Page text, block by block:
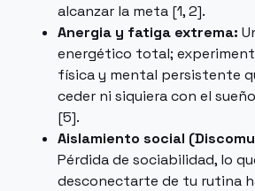
alcanzar la meta [1, 2].
Anergia y fatiga extrema:
energético total;
física y mental persistente
ceder ni siquiera con el
[5].
Aislamiento social
Pérdida de sociabilidad, lo
desconectarte de tu rutina